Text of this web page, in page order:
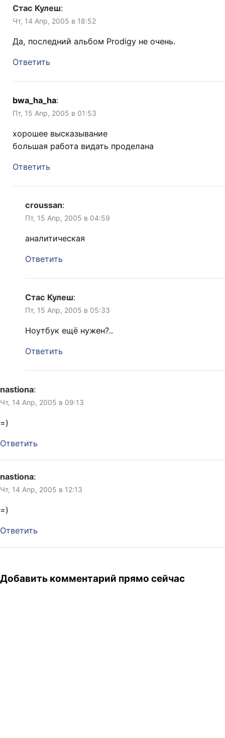
Стас Кулеш:
Чт, 14 Апр, 2005 в 18:52
Да, последний альбом Prodigy не очень.
Ответить
bwa_ha_ha:
Пт, 15 Апр, 2005 в 01:53
хорошее высказывание
большая работа видать проделана
Ответить
croussan:
Пт, 15 Апр, 2005 в 04:59
аналитическая
Ответить
Стас Кулеш:
Пт, 15 Апр, 2005 в 05:33
Ноутбук ещё нужен?..
Ответить
nastiona:
Чт, 14 Апр, 2005 в 09:13
=)
Ответить
nastiona:
Чт, 14 Апр, 2005 в 12:13
=)
Ответить
Добавить комментарий прямо сейчас